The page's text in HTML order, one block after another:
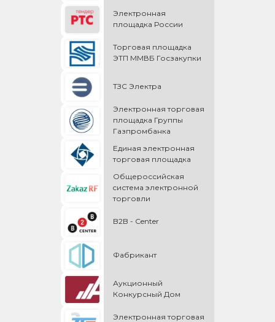
Электронная
площадка России
Торговая площадка
ЭТП ММВБ Госзакупки
ТЗС Электра
Электронная торговая
площадка Группы
Газпромбанка
Единая электронная
торговая площадка
Общероссийская
cистема электронной
торговли
B2B - Center
Фабрикант
Аукционный
Конкурсный Дом
Электронная торговая